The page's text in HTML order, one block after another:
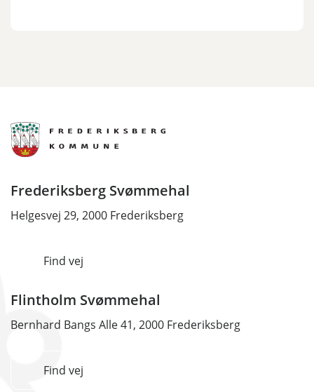
Frederiksberg Svømmehal
Helgesvej 29, 2000 Frederiksberg
Find vej
Flintholm Svømmehal
Bernhard Bangs Alle 41, 2000 Frederiksberg
Find vej